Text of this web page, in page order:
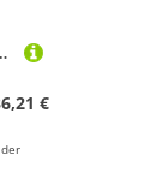
Long 750 pounds)
€